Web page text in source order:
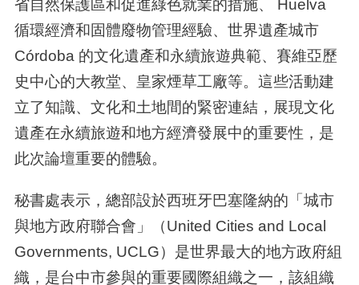
省自然保護區和促進綠色就業的措施、
Huelva
循環經濟和固體廢物管理經驗、世界遺產城市
Córdoba 的文化遺產和永續旅遊典範、賽維亞歷
史中心的大教堂、皇家煙草工廠等。這些活動建
立了知識、文化和土地間的緊密連結，展現文化
遺產在永續旅遊和地方經濟發展中的重要性，是
此次論壇重要的體驗。
秘書處表示，總部設於西班牙巴塞隆納的「城市
與地方政府聯合會」（United Cities and Local
Governments, UCLG）是世界最大的地方政府組
織，是台中市參與的重要國際組織之一，該組織